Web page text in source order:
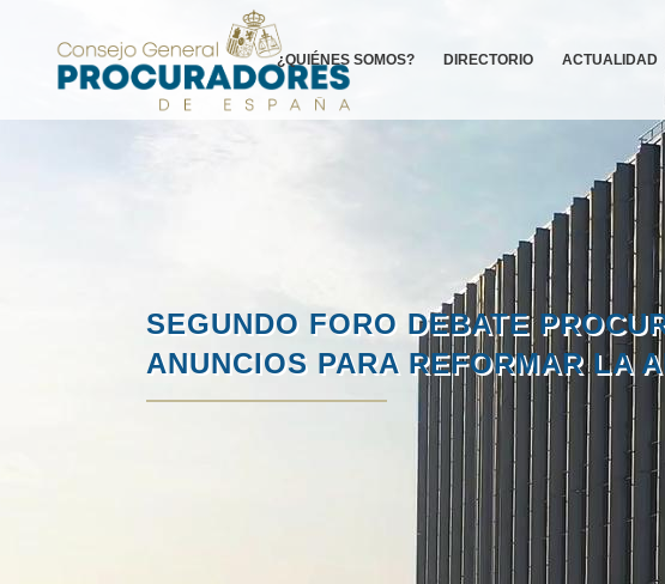
¿QUIÉNES SOMOS? DIRECTORIO ACTUALIDAD
SEGUNDO FORO DEBATE
ANUNCIOS PARA REFORMAR LA